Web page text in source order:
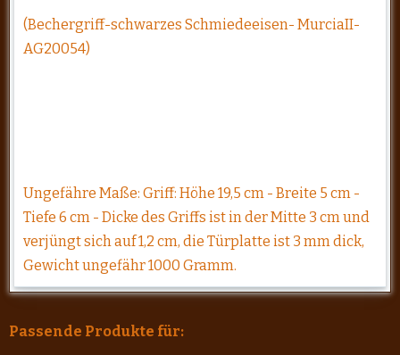
(Bechergriff-schwarzes Schmiedeeisen- MurciaII-
AG20054)
Ungefähre Maße: Griff: Höhe 19,5 cm - Breite 5 cm -
Tiefe 6 cm - Dicke des Griffs ist in der Mitte 3 cm und
verjüngt sich auf 1,2 cm, die Türplatte ist 3 mm dick,
Gewicht ungefähr 1000 Gramm.
Passende Produkte für: